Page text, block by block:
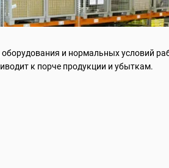
и нормальных условий
к порче продукции и убыткам.